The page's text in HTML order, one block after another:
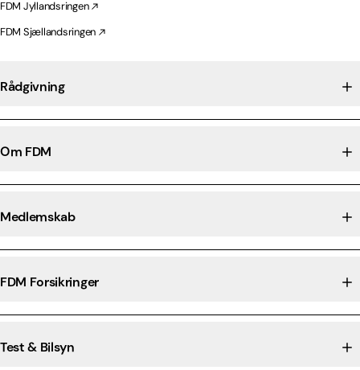
FDM Jyllandsringen
FDM Sjællandsringen
Rådgivning
Om FDM
Medlemskab
FDM Forsikringer
Test & Bilsyn